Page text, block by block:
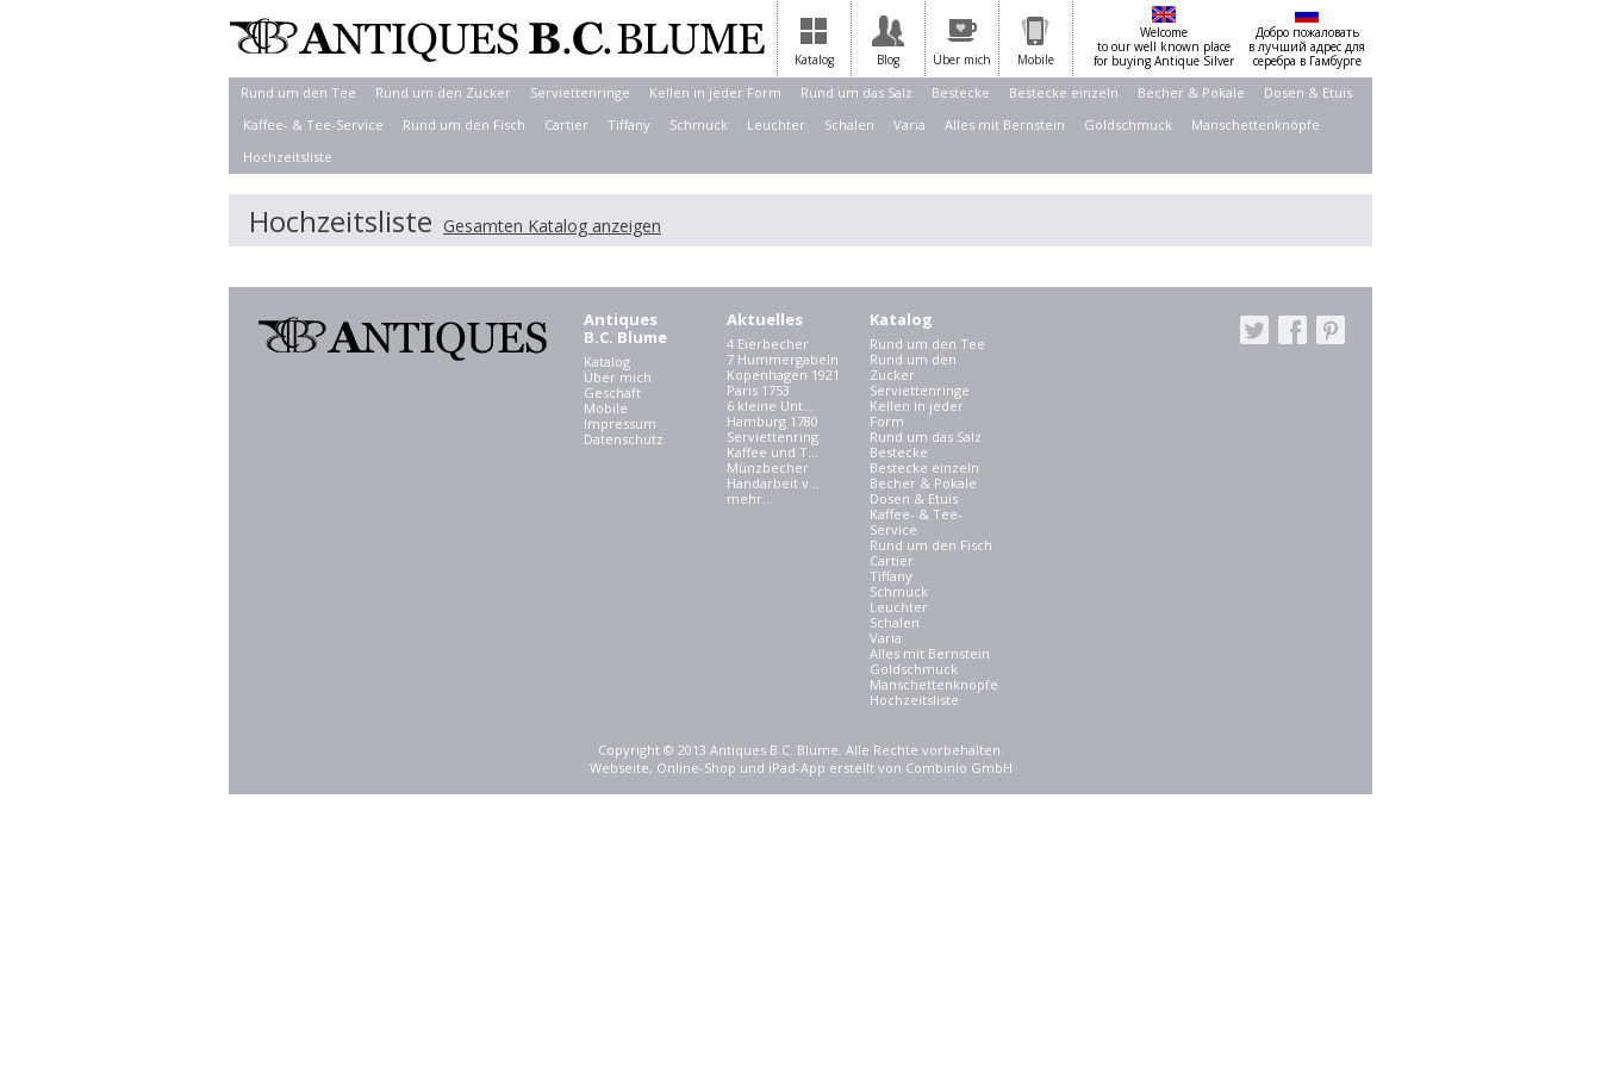
Katalog Blog Über mich Mobile
Welcome
to our well known place
for buying Antique Silver
Добро пожаловать
в лучший адрес для
серебра в Гамбурге
Rund um den Tee Rund um den Zucker Serviettenringe Kellen in jeder Form Rund um das Salz Bestecke Bestecke einzeln Becher & Pokale
Dosen & Etuis
Kaffee- & Tee-Service
Rund um den Fisch Cartier Tiffany Schmuck Leuchter Schalen Varia Alles mit Bernstein Goldschmuck
Manschettenknöpfe
Hochzeitsliste
Hochzeitsliste Gesamten Katalog anzeigen
Antiques
B.C. Blume
Katalog
Über mich
Geschäft
Mobile
Impressum
Datenschutz
Aktuelles
4 Eierbecher
7 Hummergabeln
Kopenhagen 1921
Paris 1753
6 kleine Unt...
Hamburg 1780
Serviettenring
Kaffee und T...
Münzbecher
Handarbeit v...
mehr...
Katalog
Rund um den Tee
Rund um den
Zucker
Serviettenringe
Kellen in jeder
Form
Rund um das Salz
Bestecke
Bestecke einzeln
Becher & Pokale
Dosen & Etuis
Kaffee- & Tee-
Service
Rund um den Fisch
Cartier
Tiffany
Schmuck
Leuchter
Schalen
Varia
Alles mit Bernstein
Goldschmuck
Manschettenknöpfe
Hochzeitsliste
Copyright © 2013 Antiques B.C. Blume. Alle Rechte vorbehalten.
Webseite, Online-Shop und iPad-App erstellt von Combinio GmbH